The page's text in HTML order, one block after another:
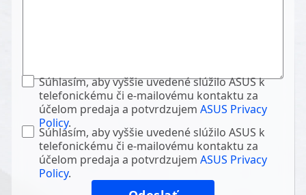
Súhlasím, aby vyššie uvedené slúžilo ASUS k
telefonickému či e-mailovému kontaktu za
účelom predaja a potvrdzujem ASUS Privacy
Policy.
Súhlasím, aby vyššie uvedené slúžilo ASUS k
telefonickému či e-mailovému kontaktu za
účelom predaja a potvrdzujem ASUS Privacy
Policy.